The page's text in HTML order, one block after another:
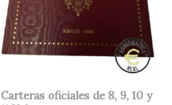
Carteras oficiales de 8, 9, 10 y